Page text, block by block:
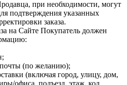
при необходимости, могут
подтверждения указанных
заказа.
на Сайте Покупатель должен
(по желанию);
(включая город, улицу, дом,
офиса, подъезд, этаж, код